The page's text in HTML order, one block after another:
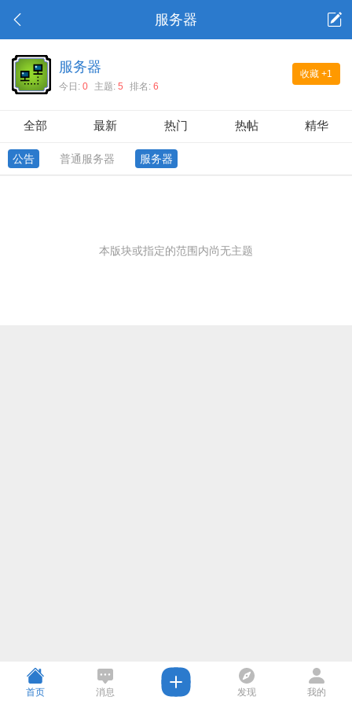
服务器
收藏 +1
服务器
今日: 0 主题: 5 排名: 6
全部 最新 热门 热帖 精华
公告 普通服务器 服务器
本版块或指定的范围内尚无主题
首页 消息 发现 我的